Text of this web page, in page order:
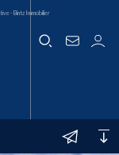
- Bintz Immobilier